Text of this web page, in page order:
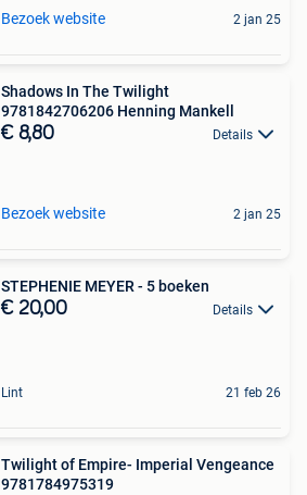
Bezoek website 2 jan 25
Shadows In The Twilight
9781842706206 Henning Mankell
€ 8,80 Details
Bezoek website 2 jan 25
STEPHENIE MEYER - 5 boeken
€ 20,00 Details
Lint 21 feb 26
Twilight of Empire- Imperial Vengeance
9781784975319